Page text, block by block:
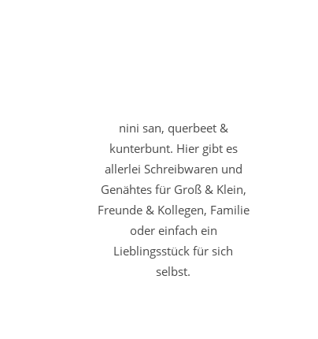
nini san, querbeet &
kunterbunt. Hier gibt es
allerlei Schreibwaren und
Genähtes für Groß & Klein,
Freunde & Kollegen, Familie
oder einfach ein
Lieblingsstück für sich
selbst.